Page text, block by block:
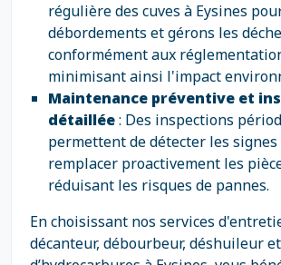
régulière des cuves à Eysines
débordements et gérons les
conformément aux
minimisant ainsi l'impact
Maintenance préventive et
détaillée: Des inspections
permettent de détecter les
remplacer proactivement les
réduisant les risques de pannes.
En choisissant nos services
décanteur, débourbeur, déshuileur